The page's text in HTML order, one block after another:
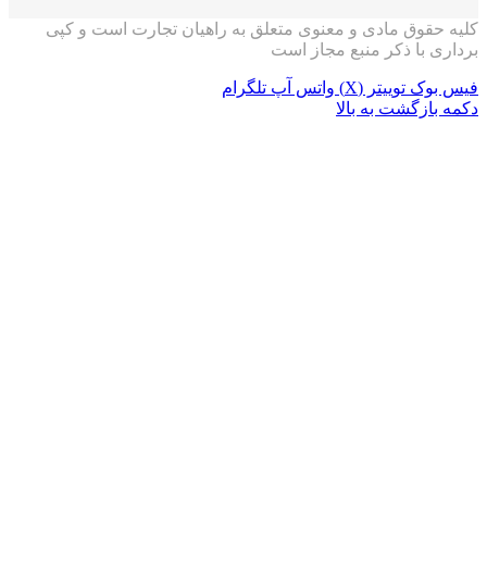
کلیه حقوق مادی و معنوی متعلق به راهیان تجارت است و کپی
برداری با ذکر منبع مجاز است
فیس بوک توییتر (X) واتس آپ تلگرام
دکمه بازگشت به بالا